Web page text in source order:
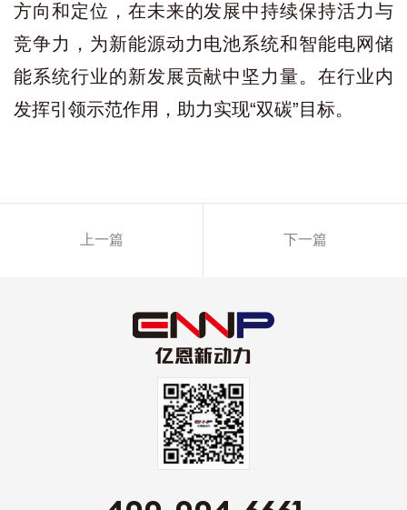
方向和定位，在未来的发展中持续保持活力与
竞争力，为新能源动力电池系统和智能电网储
能系统行业的新发展贡献中坚力量。在行业内
发挥引领示范作用，助力实现“双碳”目标。
上一篇 下一篇